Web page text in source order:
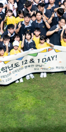
재외교육기관장
성과평가자료